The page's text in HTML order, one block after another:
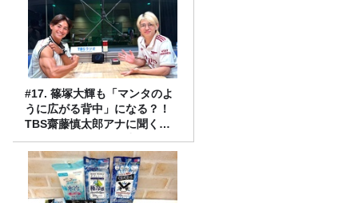
#17. 篠塚大輝も「マンタのよ
うに広がる背中」になる？！
TBS齋藤慎太郎アナに聞くメ
ンズフィジークの魅力！！